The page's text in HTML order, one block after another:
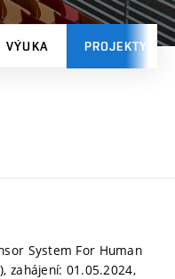
VÝUKA PROJEKTY
System For Human
zahájení: 01.05.2024,